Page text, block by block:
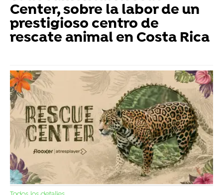
Center, sobre la labor de un
prestigioso centro de
rescate animal en Costa Rica